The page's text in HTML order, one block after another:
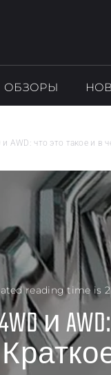
ОБЗОРЫ
AWD: что это такое и в
reading time is
и